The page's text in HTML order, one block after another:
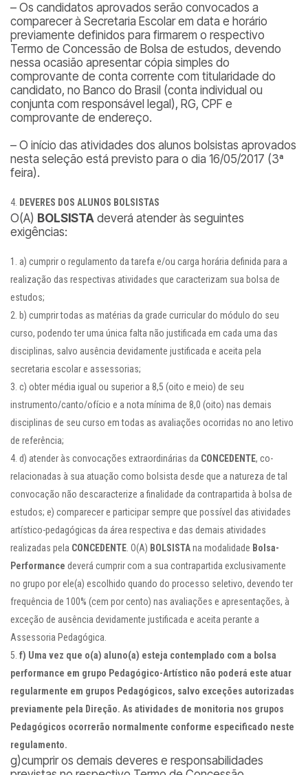
– Os candidatos aprovados serão convocados a
comparecer à Secretaria Escolar em data e horário
previamente definidos para firmarem o respectivo
Termo de Concessão de Bolsa de estudos, devendo
nessa ocasião apresentar cópia simples do
comprovante de conta corrente com titularidade do
candidato, no Banco do Brasil (conta individual ou
conjunta com responsável legal), RG, CPF e
comprovante de endereço.
– O início das atividades dos alunos bolsistas aprovados
nesta seleção está previsto para o dia 16/05/2017 (3ª
feira).
DEVERES DOS ALUNOS BOLSISTAS
O(A) BOLSISTA deverá atender às seguintes
exigências:
a) cumprir o regulamento da tarefa e/ou carga horária definida para a
realização das respectivas atividades que caracterizam sua bolsa de
estudos;
b) cumprir todas as matérias da grade curricular do módulo do seu
curso, podendo ter uma única falta não justificada em cada uma das
disciplinas, salvo ausência devidamente justificada e aceita pela
secretaria escolar e assessorias;
c) obter média igual ou superior a 8,5 (oito e meio) de seu
instrumento/canto/ofício e a nota mínima de 8,0 (oito) nas demais
disciplinas de seu curso em todas as avaliações ocorridas no ano letivo
de referência;
d) atender às convocações extraordinárias da CONCEDENTE, co-
relacionadas à sua atuação como bolsista desde que a natureza de tal
convocação não descaracterize a finalidade da contrapartida à bolsa de
estudos; e) comparecer e participar sempre que possível das atividades
artístico-pedagógicas da área respectiva e das demais atividades
realizadas pela CONCEDENTE . O(A) BOLSISTAna modalidade Bolsa-
Performance deverá cumprir com a sua contrapartida exclusivamente
no grupo por ele(a) escolhido quando do processo seletivo, devendo ter
frequência de 100% (cem por cento) nas avaliações e apresentações, à
exceção de ausência devidamente justificada e aceita perante a
Assessoria Pedagógica.
f) Uma vez que o(a) aluno(a) esteja contemplado com a bolsa
performance em grupo Pedagógico-Artístico não poderá este atuar
regularmente em grupos Pedagógicos, salvo exceções autorizadas
previamente pela Direção. As atividades de monitoria nos grupos
Pedagógicos ocorrerão normalmente conforme especificado neste
regulamento.
g)cumprir os demais deveres e responsabilidades